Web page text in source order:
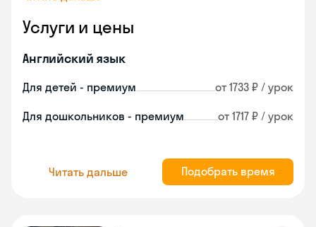
Услуги и цены
Английский язык
Для детей - премиум от 1733 ₽ / урок
Для дошкольников - премиум от 1717 ₽ / урок
Читать дальше Подобрать время